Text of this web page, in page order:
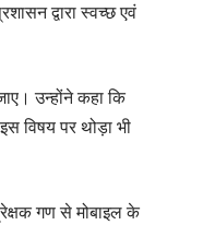
द्वारा स्वच्छ एवं
उन्होंने कहा कि
विषय पर थोड़ा भी
गण से मोबाइल के